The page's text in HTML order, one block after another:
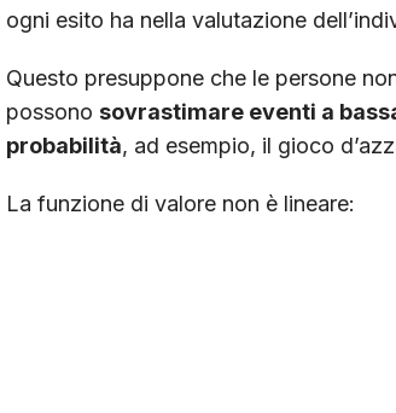
ogni esito ha nella valutazione
Questo presuppone che le persone
possono sovrastimare eventi a
probabilità, ad esempio, il gioco
La funzione di valore non è lineare: